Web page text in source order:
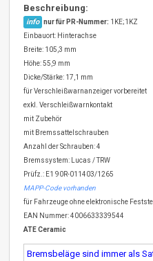
Beschreibung:
info nur für PR-Nummer: 1KE;1KZ
Einbauort: Hinterachse
Breite: 105,3 mm
Höhe: 55,9 mm
Dicke/Stärke: 17,1 mm
für Verschleißwarnanzeiger vorbereitet
exkl. Verschleißwarnkontakt
mit Zubehör
mit Bremssattelschrauben
Anzahl der Schrauben: 4
Bremssystem: Lucas / TRW
Prüfz.: E1 90R-011403/1265
MAPP-Code vorhanden
für Fahrzeuge ohne elektronische
EAN Nummer: 4006633339544
ATE Ceramic
Bremsbeläge sind immer als